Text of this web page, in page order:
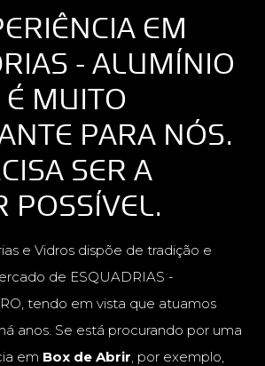
EM
- ALUMÍNIO
MUITO
PARA NÓS.
SER A
POSSÍVEL.
e Vidros dispõe de tradição e
de ESQUADRIAS -
tendo em vista que atuamos
anos. Se está procurando por uma
em Box de Abrir , por exemplo,